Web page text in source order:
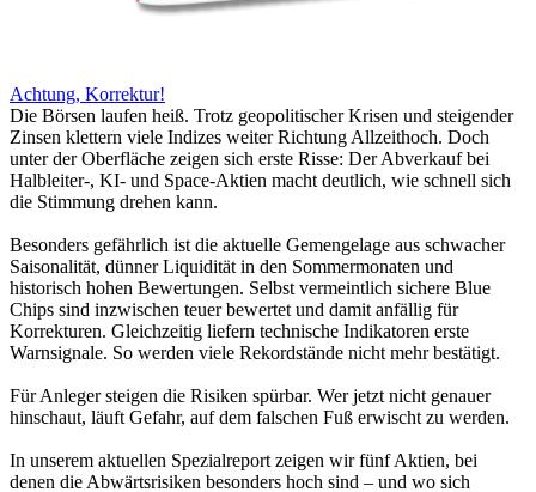
Achtung, Korrektur!
Die Börsen laufen heiß. Trotz geopolitischer Krisen und steigender
Zinsen klettern viele Indizes weiter Richtung Allzeithoch. Doch
unter der Oberfläche zeigen sich erste Risse: Der Abverkauf bei
Halbleiter-, KI- und Space-Aktien macht deutlich, wie schnell sich
die Stimmung drehen kann.
Besonders gefährlich ist die aktuelle Gemengelage aus schwacher
Saisonalität, dünner Liquidität in den Sommermonaten und
historisch hohen Bewertungen. Selbst vermeintlich sichere Blue
Chips sind inzwischen teuer bewertet und damit anfällig für
Korrekturen. Gleichzeitig liefern technische Indikatoren erste
Warnsignale. So werden viele Rekordstände nicht mehr bestätigt.
Für Anleger steigen die Risiken spürbar. Wer jetzt nicht genauer
hinschaut, läuft Gefahr, auf dem falschen Fuß erwischt zu werden.
In unserem aktuellen Spezialreport zeigen wir fünf Aktien, bei
denen die Abwärtsrisiken besonders hoch sind – und wo sich